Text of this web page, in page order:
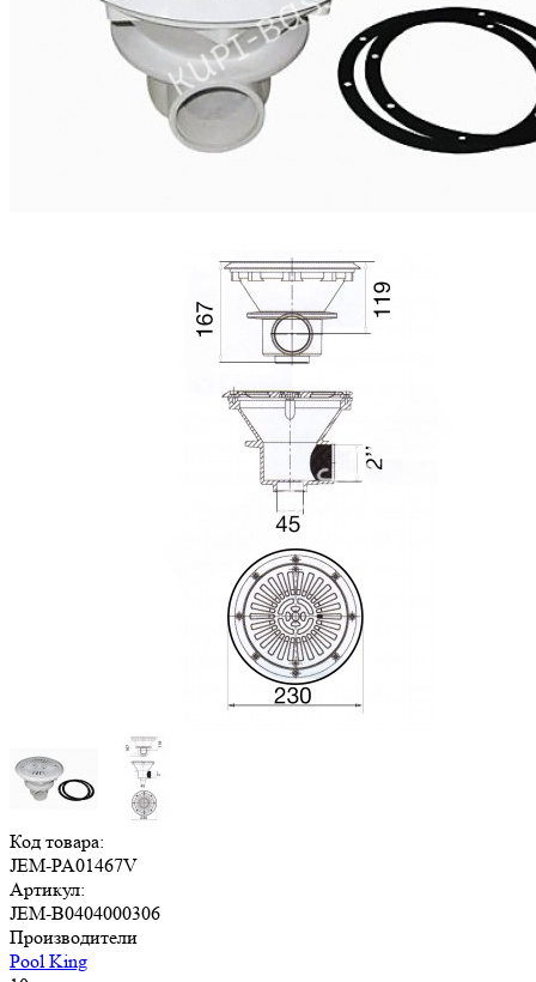
Код товара:
JEM-PA01467V
Артикул:
JEM-B0404000306
Производители
Pool King